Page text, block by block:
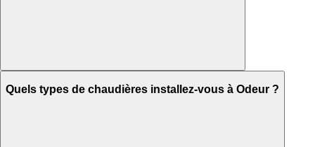
Quels types de chaudières installez-vous à Odeur ?